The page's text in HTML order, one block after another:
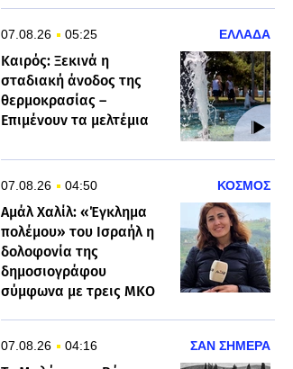
07.08.26 05:25 ΕΛΛΑΔΑ
Καιρός: Ξεκινά η
σταδιακή άνοδος της
θερμοκρασίας –
Επιμένουν τα μελτέμια
07.08.26 04:50 ΚΟΣΜΟΣ
Αμάλ Χαλίλ: «Έγκλημα
πολέμου» του Ισραήλ η
δολοφονία της
δημοσιογράφου
σύμφωνα με τρεις ΜΚΟ
07.08.26 04:16 ΣΑΝ ΣΗΜΕΡΑ